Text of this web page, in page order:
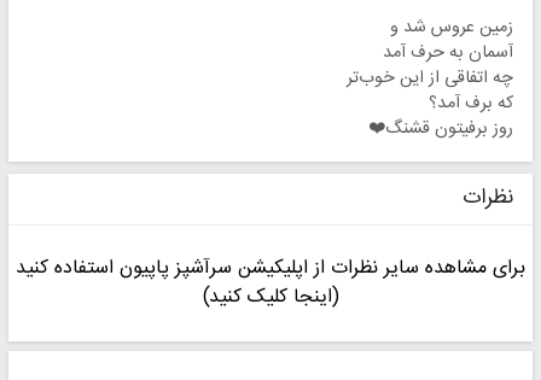
زمین عروس شد و
آسمان به حرف آمد
چه اتفاقی از این خوب‌تر
که برف آمد؟
روز برفیتون قشنگ❤️
نظرات
برای مشاهده سایر نظرات از اپلیکیشن سرآشپز پاپیون استفاده کنید
(اینجا کلیک کنید)